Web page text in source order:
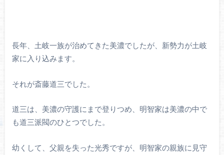
長年、土岐一族が治めてきた美濃でしたが、新勢力が土岐
家に入り込みます。
それが斎藤道三でした。
道三は、美濃の守護にまで登りつめ、明智家は美濃の中で
も道三派閥のひとつでした。
幼くして、父親を失った光秀ですが、明智家の親族に見守